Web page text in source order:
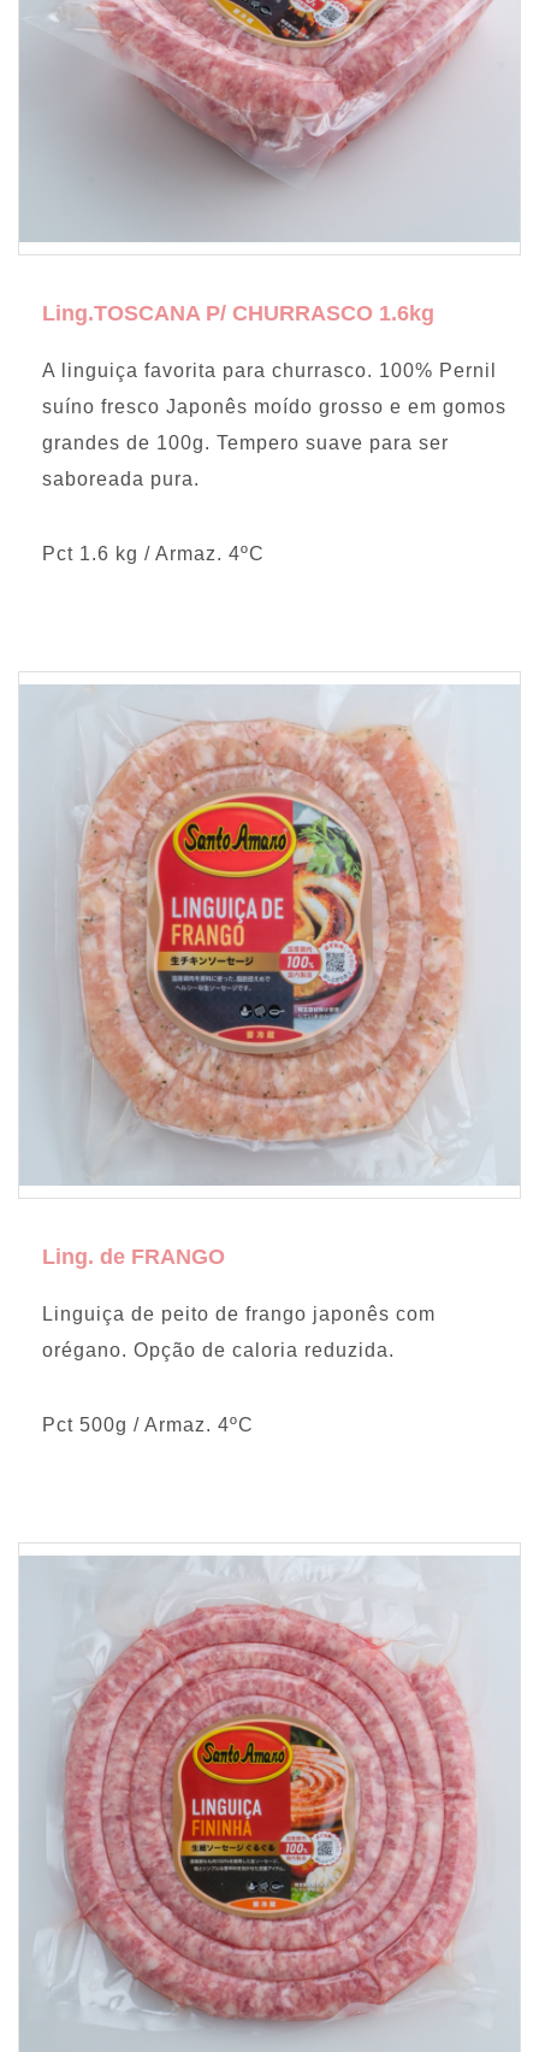
Ling.TOSCANA P/ CHURRASCO 1.6kg
A linguiça favorita para churrasco. 100% Pernil
suíno fresco Japonês moído grosso e em gomos
grandes de 100g. Tempero suave para ser
saboreada pura.
Pct 1.6 kg / Armaz. 4ºC
Ling. de FRANGO
Linguiça de peito de frango japonês com
orégano. Opção de caloria reduzida.
Pct 500g / Armaz. 4ºC